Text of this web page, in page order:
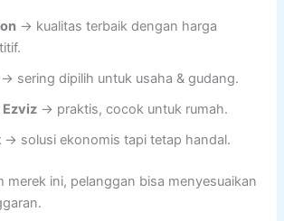
→ kualitas terbaik dengan harga
→ sering dipilih untuk usaha & gudang.
Ezviz → praktis, cocok untuk rumah.
→ solusi ekonomis tapi tetap handal.
merek ini, pelanggan bisa menyesuaikan